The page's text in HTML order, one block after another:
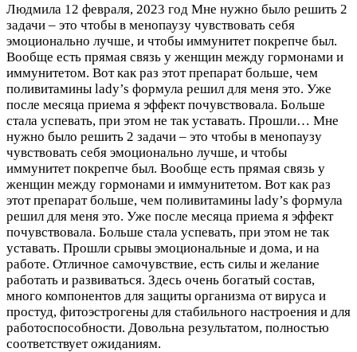
Людмила 12 февраля, 2023 год Мне нужно было решить 2
задачи – это чтобы в менопаузу чувствовать себя
эмоционально лучше, и чтобы иммунитет покрепче был.
Вообще есть прямая связь у женщин между гормонами и
иммунитетом. Вот как раз этот препарат больше, чем
поливитамины lady’s формула решил для меня это. Уже
после месяца приема я эффект почувствовала. Больше
стала успевать, при этом не так уставать. Прошли… Мне
нужно было решить 2 задачи – это чтобы в менопаузу
чувствовать себя эмоционально лучше, и чтобы
иммунитет покрепче был. Вообще есть прямая связь у
женщин между гормонами и иммунитетом. Вот как раз
этот препарат больше, чем поливитамины lady’s формула
решил для меня это. Уже после месяца приема я эффект
почувствовала. Больше стала успевать, при этом не так
уставать. Прошли срывы эмоциональные и дома, и на
работе. Отличное самочувствие, есть силы и желание
работать и развиватьcя. Здесь очень богатый состав,
много компонентов для защиты организма от вируса и
простуд, фитоэстрогены для стабильного настроения и для
работоспособности. Довольна результатом, полностью
соответствует ожиданиям.